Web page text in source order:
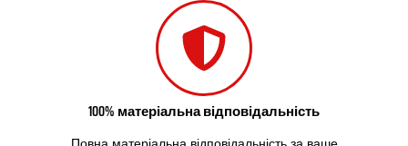
100% матеріальна відповідальність